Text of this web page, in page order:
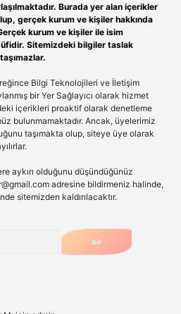
Burada yer alan içerikler
gerçek kurum ve kişiler hakkında
kurum ve kişiler ile isim
Sitemizdeki bilgiler taslak
Bilgi Teknolojileri ve İletişim
bir Yer Sağlayıcı olarak hizmet
içerikleri proaktif olarak denetleme
bulunmamaktadır. Ancak, üyelerimiz
taşımakta olup, siteye üye olarak
aykırı olduğunu düşündüğünüz
adresine bildirmeniz halinde,
sitemizden kaldırılacaktır.